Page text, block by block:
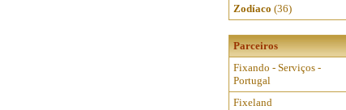
Zodíaco (36)
Parceiros
Fixando - Serviços -
Portugal
Fixeland